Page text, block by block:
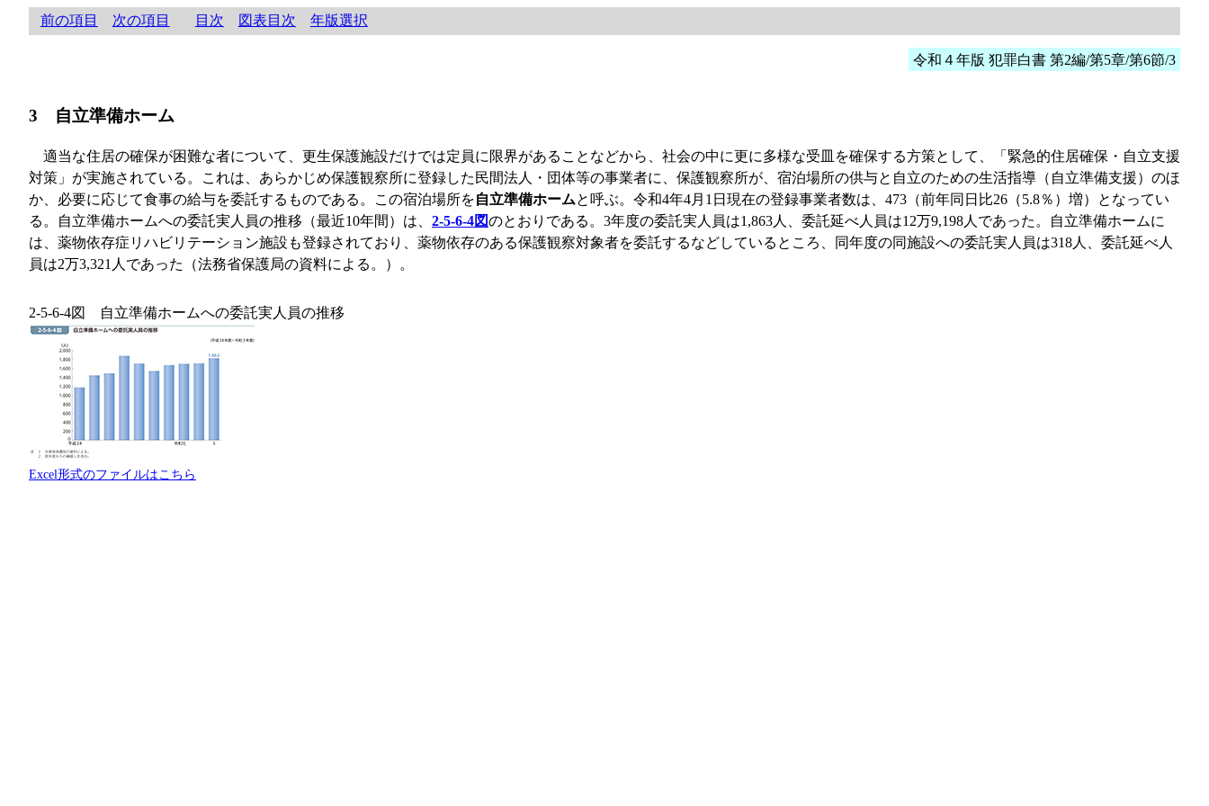
前の項目 次の項目 目次 図表目次 年版選択
令和４年版 犯罪白書 第2編/第5章/第6節/3
3 自立準備ホーム
適当な住居の確保が困難な者について、更生保護施設だけでは定員に限界があることなどから、社会の中に更に多様な受皿を確保する方策として、「緊急的住居確保・自立支援
対策」が実施されている。これは、あらかじめ保護観察所に登録した民間法人・団体等の事業者に、保護観察所が、宿泊場所の供与と自立のための生活指導（自立準備支援）のほ
か、必要に応じて食事の給与を委託するものである。この宿泊場所を自立準備ホームと呼ぶ。令和4年4月1日現在の登録事業者数は、473（前年同日比26（5.8％）増）となってい
る。自立準備ホームへの委託実人員の推移（最近10年間）は、 2-5-6-4図のとおりである。3年度の委託実人員は1,863人、委託延べ人員は12万9,198人であった。自立準備ホームに
は、薬物依存症リハビリテーション施設も登録されており、薬物依存のある保護観察対象者を委託するなどしているところ、同年度の同施設への委託実人員は318人、委託延べ人
員は2万3,321人であった（法務省保護局の資料による。）。
2-5-6-4図 自立準備ホームへの委託実人員の推移
Excel形式のファイルはこちら